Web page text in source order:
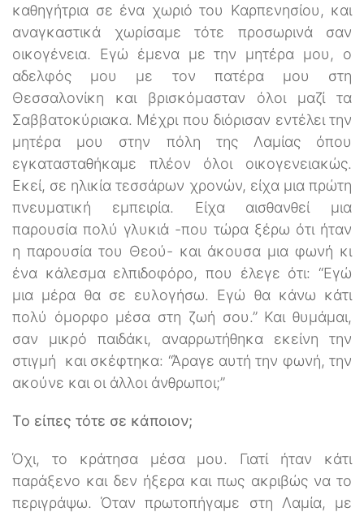
καθηγήτρια σε ένα χωριό του Καρπενησίου, και
αναγκαστικά χωρίσαμε τότε προσωρινά σαν
οικογένεια. Εγώ έμενα με την μητέρα μου, ο
αδελφός μου με τον πατέρα μου στη
Θεσσαλονίκη και βρισκόμασταν όλοι μαζί τα
Σαββατοκύριακα. Μέχρι που διόρισαν εντέλει την
μητέρα μου στην πόλη της Λαμίας όπου
εγκατασταθήκαμε πλέον όλοι οικογενειακώς.
Εκεί, σε ηλικία τεσσάρων χρονών, είχα μια πρώτη
πνευματική εμπειρία. Είχα αισθανθεί μια
παρουσία πολύ γλυκιά -που τώρα ξέρω ότι ήταν
η παρουσία του Θεού- και άκουσα μια φωνή κι
ένα κάλεσμα ελπιδοφόρο, που έλεγε ότι: “Εγώ
μια μέρα θα σε ευλογήσω. Εγώ θα κάνω κάτι
πολύ όμορφο μέσα στη ζωή σου.” Και θυμάμαι,
σαν μικρό παιδάκι, αναρρωτήθηκα εκείνη την
στιγμή και σκέφτηκα: “Άραγε αυτή την φωνή, την
ακούνε και οι άλλοι άνθρωποι;”
Το είπες τότε σε κάποιον;
Όχι, το κράτησα μέσα μου. Γιατί ήταν κάτι
παράξενο και δεν ήξερα και πως ακριβώς να το
περιγράψω. Όταν πρωτοπήγαμε στη Λαμία, με